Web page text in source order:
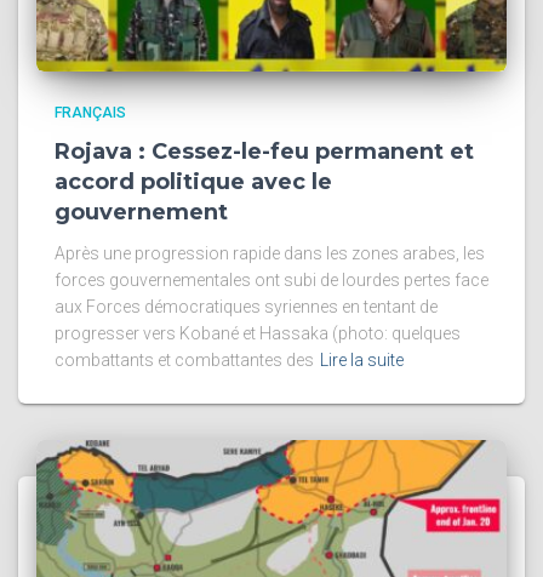
FRANÇAIS
Rojava : Cessez-le-feu permanent et
accord politique avec le
gouvernement
Après une progression rapide dans les zones arabes, les
forces gouvernementales ont subi de lourdes pertes face
aux Forces démocratiques syriennes en tentant de
progresser vers Kobané et Hassaka (photo: quelques
combattants et combattantes des
Lire la suite